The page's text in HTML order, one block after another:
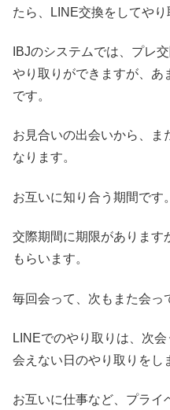
たら、LINE交換をしてやり
IBJのシステムでは、プレ
やり取りができますが、あ
です。
お見合いの出会いから、ま
なります。
お互いに知り合う期間です。
交際期間に期限があります
もらいます。
毎回会って、次もまた会っ
LINEでのやり取りは、次
会えない日のやり取りをし
お互いに仕事など、プライ